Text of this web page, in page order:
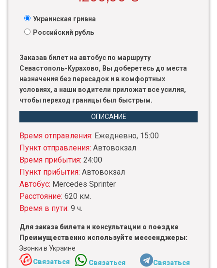
Украинская гривна
Российский рубль
Заказав билет на автобус по маршруту
Севастополь-Курахово, Вы доберетесь до места
назначения без пересадок и в комфортных
условиях, а наши водители приложат все усилия,
чтобы переход границы был быстрым.
ОПИСАНИЕ
Время отправления: Ежедневно, 15:00
Пункт отправления: Автовокзал
Время прибытия: 24:00
Пункт прибытия: Автовокзал
Автобус: Mercedes Sprinter
Расстояние: 620 км.
Время в пути: 9 ч.
Для заказа билета и консультации о поездке
Преимущественно используйте мессенджеры:
Звонки в Украине
Связаться
Связаться
Связаться